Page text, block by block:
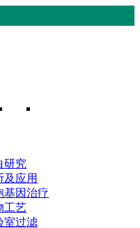
研究
及应用
基因治疗
工艺
室过滤